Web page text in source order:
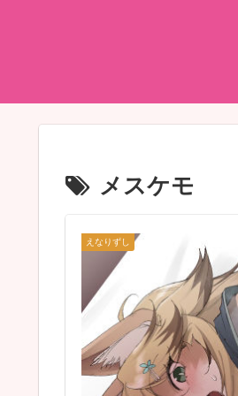
メスケモ
えなりずし